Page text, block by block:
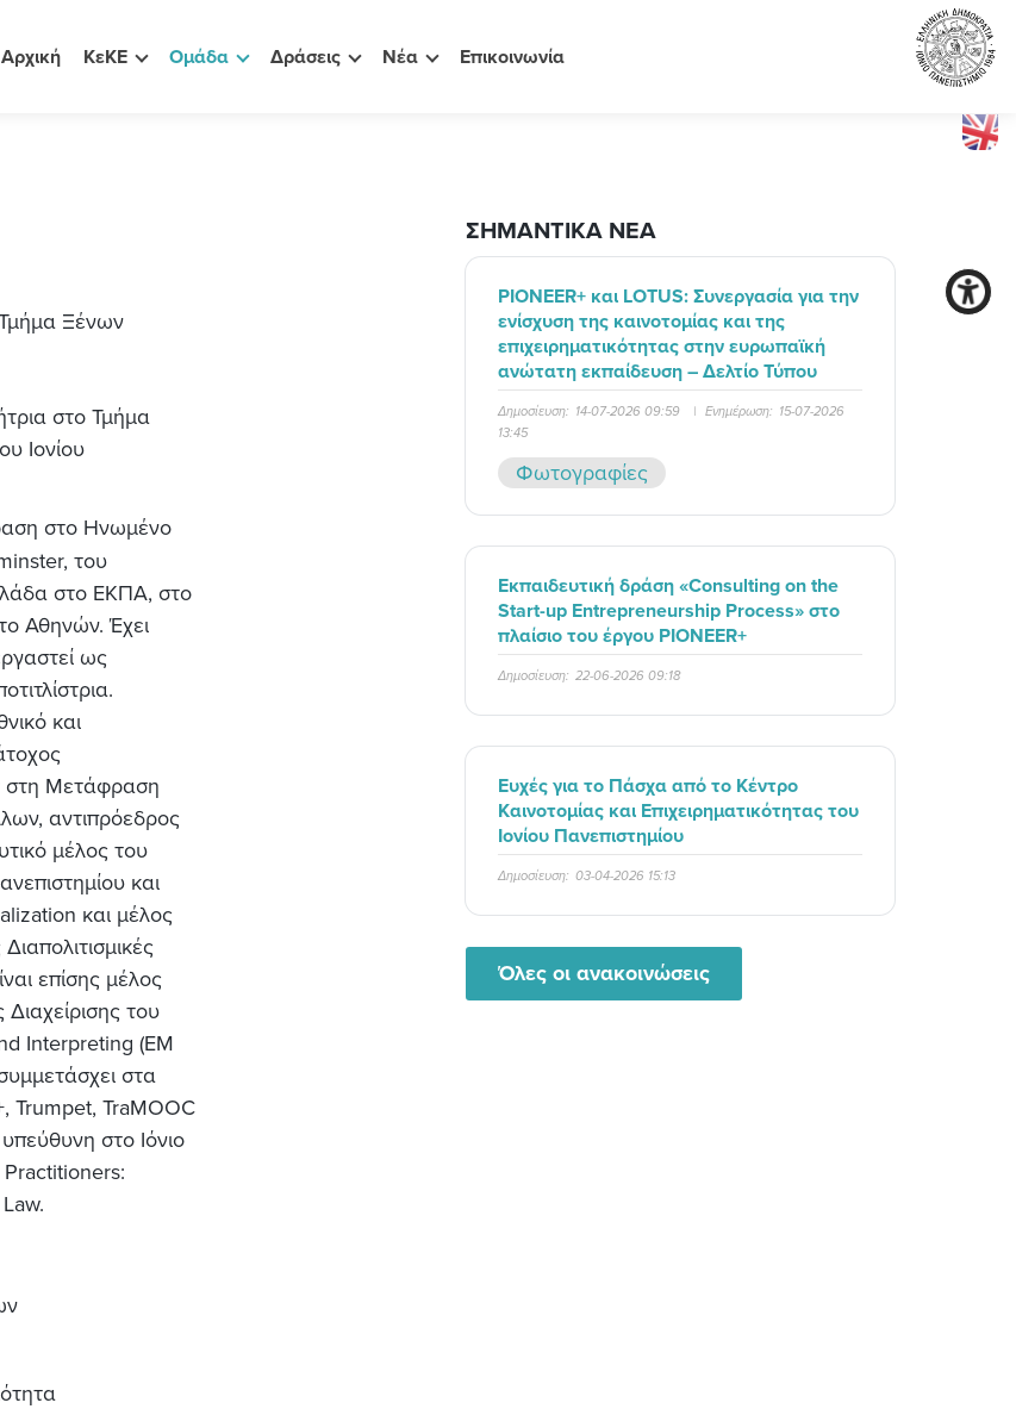
Αρχική ΚεΚΕ Ομάδα Δράσεις Νέα Επικοινωνία
Τμήμα Ξένων
στο Τμήμα
Ιονίου
στο Ηνωμένο
του
στο ΕΚΠΑ, στο
Αθηνών. Έχει
ως
και
στη Μετάφραση
αντιπρόεδρος
μέλος του
και
και μέλος
επίσης μέλος
του
Interpreting (EM
στα
Trumpet, TraMOOC
στο Ιόνιο
ΣΗΜΑΝΤΙΚΑ ΝΕΑ
PIONEER+ και LOTUS: Συνεργασία για την
ενίσχυση της καινοτομίας και της
επιχειρηματικότητας στην ευρωπαϊκή
ανώτατη εκπαίδευση – Δελτίο Τύπου
Δημοσίευση: 14-07-2026 09:59 | Ενημέρωση: 15-07-2026
13:45
Φωτογραφίες
Εκπαιδευτική δράση «Consulting on the
Start-up Entrepreneurship Process» στο
πλαίσιο του έργου PIONEER+
Δημοσίευση: 22-06-2026 09:18
Ευχές για το Πάσχα από το Κέντρο
Καινοτομίας και Επιχειρηματικότητας του
Ιονίου Πανεπιστημίου
Δημοσίευση: 03-04-2026 15:13
Όλες οι ανακοινώσεις